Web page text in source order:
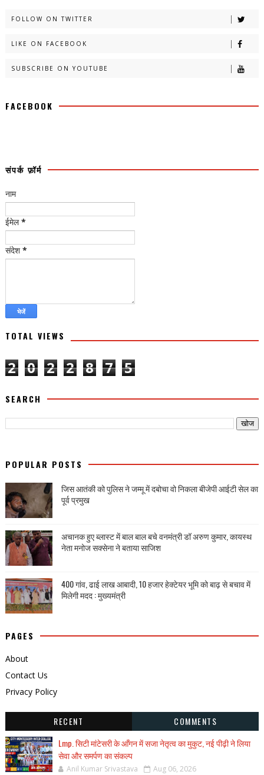
FOLLOW ON TWITTER
LIKE ON FACEBOOK
SUBSCRIBE ON YOUTUBE
FACEBOOK
संपर्क फ़ॉर्म
नाम
ईमेल*
संदेश *
TOTAL VIEWS
2 0 2 2 8 7 5
SEARCH
POPULAR POSTS
जिस आतंकी को पुलिस ने जम्मू में दबोचा वो निकला बीजेपी आईटी सेल का
पूर्व प्रमुख
अचानक हुए ब्लास्ट में बाल बाल बचे वनमंत्री डॉ अरुण कुमार, कायस्थ
नेता मनोज सक्सेना ने बताया साजिश
400 गांव, ढाई लाख आबादी, 10 हजार हेक्टेयर भूमि को बाढ़ से बचाव में
मिलेगी मदद : मुख्यमंत्री
PAGES
About
Contact Us
Privacy Policy
RECENT
COMMENTS
Lmp. सिटी मांटेसरी के आँगन में सजा नेतृत्व का मुकुट, नई पीढ़ी ने लिया
सेवा और समर्पण का संकल्प
Anil Kumar Srivastava Aug 06, 2026